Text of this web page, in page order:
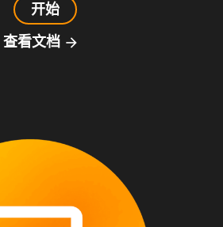
开始
查看文档 arrow_forward